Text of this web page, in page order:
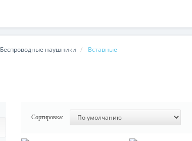
Беспроводные наушники Вставные
Сортировка: